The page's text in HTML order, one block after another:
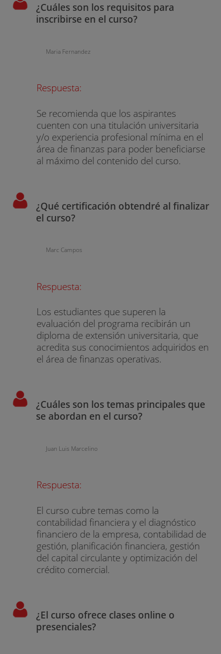
¿Cuáles son los requisitos para
inscribirse en el curso?
Maria Fernandez
Respuesta:
Se recomienda que los aspirantes
cuenten con una titulación universitaria
y/o experiencia profesional mínima en el
área de finanzas para poder beneficiarse
al máximo del contenido del curso.
¿Qué certificación obtendré al finalizar
el curso?
Marc Campos
Respuesta:
Los estudiantes que superen la
evaluación del programa recibirán un
diploma de extensión universitaria, que
acredita sus conocimientos adquiridos en
el área de finanzas operativas.
¿Cuáles son los temas principales que
se abordan en el curso?
Juan Luis Marcelino
Respuesta:
El curso cubre temas como la
contabilidad financiera y el diagnóstico
financiero de la empresa, contabilidad de
gestión, planificación financiera, gestión
del capital circulante y optimización del
crédito comercial.
¿El curso ofrece clases online o
presenciales?